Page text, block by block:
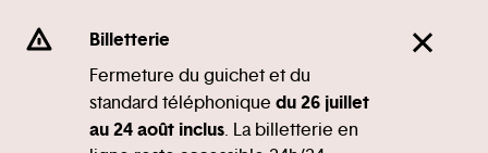
Se rendre au
Contenu principal
Pied de page
Billetterie
Fermeture du guichet et du
standard téléphonique du 26 juillet
au 24 août inclus. La billetterie en